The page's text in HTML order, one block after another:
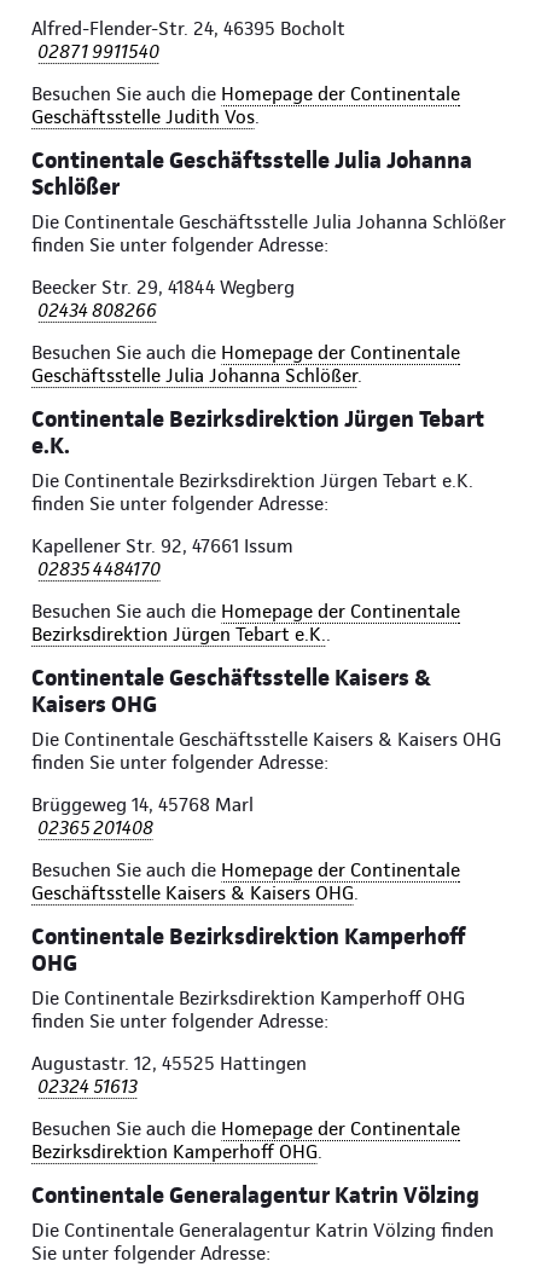
Alfred-Flender-Str. 24, 46395 Bocholt
02871 9911540
Besuchen Sie auch die Homepage der Continentale
Geschäftsstelle Judith Vos.
Continentale Geschäftsstelle Julia Johanna
Schlößer
Die Continentale Geschäftsstelle Julia Johanna Schlößer
finden Sie unter folgender Adresse:
Beecker Str. 29, 41844 Wegberg
02434 808266
Besuchen Sie auch die Homepage der Continentale
Geschäftsstelle Julia Johanna Schlößer.
Continentale Bezirksdirektion Jürgen Tebart
e.K.
Die Continentale Bezirksdirektion Jürgen Tebart e.K.
finden Sie unter folgender Adresse:
Kapellener Str. 92, 47661 Issum
02835 4484170
Besuchen Sie auch die Homepage der Continentale
Bezirksdirektion Jürgen Tebart e.K..
Continentale Geschäftsstelle Kaisers &
Kaisers OHG
Die Continentale Geschäftsstelle Kaisers & Kaisers OHG
finden Sie unter folgender Adresse:
Brüggeweg 14, 45768 Marl
02365 201408
Besuchen Sie auch die Homepage der Continentale
Geschäftsstelle Kaisers & Kaisers OHG.
Continentale Bezirksdirektion Kamperhoff
OHG
Die Continentale Bezirksdirektion Kamperhoff OHG
finden Sie unter folgender Adresse:
Augustastr. 12, 45525 Hattingen
02324 51613
Besuchen Sie auch die Homepage der Continentale
Bezirksdirektion Kamperhoff OHG.
Continentale Generalagentur Katrin Völzing
Die Continentale Generalagentur Katrin Völzing finden
Sie unter folgender Adresse: